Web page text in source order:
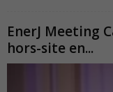
EnerJ Meeting
hors-site en...